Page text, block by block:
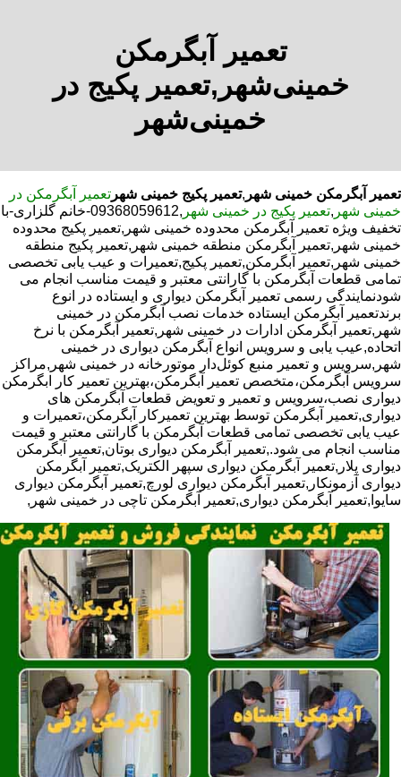
تعمیر آبگرمکن
خمینی‌شهر,تعمیر پکیج در
خمینی‌شهر
تعمیر آبگرمکن خمینی شهر ,تعمیر پکیج خمینی شهر تعمیر آبگرمکن در
خمینی شهر ,تعمیر پکیج در خمینی شهر
,09368059612-خانم گلزاری-با
تخفیف ویژه تعمیر آبگرمکن محدوده خمینی شهر,تعمیر پکیج محدوده
خمینی شهر,تعمیر آبگرمکن منطقه خمینی شهر,تعمیر پکیج منطقه
خمینی شهر,تعمیر آبگرمکن,تعمیر پکیج,تعمیرات و عیب یابی تخصصی
تمامی قطعات آبگرمکن با گارانتی معتبر و قیمت مناسب انجام می
شودنمایندگی رسمی تعمیر آبگرمکن دیواری و ایستاده در انوع
برندتعمیر آبگرمکن ایستاده خدمات نصب آبگرمکن در خمینی
شهر,تعمیر آبگرمکن ادارات در خمینی شهر,تعمیر آبگرمکن با نرخ
اتحاده,عیب یابی و سرویس انواع آبگرمکن دیواری در خمینی
شهر,سرویس و تعمیر منبع کوئل‌دار موتورخانه در خمینی شهر,مراکز
سرویس آبگرمکن،متخصص تعمیر آبگرمکن،بهترین تعمیر کار ابگرمکن
دیواری نصب،سرویس و تعمیر و تعویض قطعات آبگرمکن های
دیواری,تعمیر آبگرمکن توسط بهترین تعمیرکار آبگرمکن،تعمیرات و
عیب یابی تخصصی تمامی قطعات آبگرمکن با گارانتی معتبر و قیمت
مناسب انجام می شود.,تعمیر آبگرمکن دیواری بوتان,تعمیر آبگرمکن
دیواری پلار,تعمیر آبگرمکن دیواری سپهر الکتریک,تعمیر آبگرمکن
دیواری آزمونکار,تعمیر آبگرمکن دیواری لورچ,تعمیر آبگرمکن دیواری
سایوا,تعمیر آبگرمکن دیواری,تعمیر آبگرمکن تاچی در خمینی شهر,